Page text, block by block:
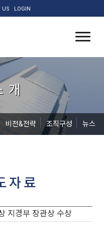
US LOGIN
개
비전&전략 조직구성 뉴스
자료
지경부 장관상 수상